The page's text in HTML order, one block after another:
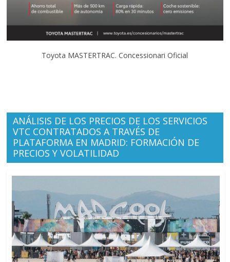
Toyota MASTERTRAC. Concessionari Oficial
ANÁLISIS DE LOS PRECIOS DE LOS SERVICIOS
VTC CONTRATADOS A TRAVÉS DE
PLATAFORMA EN MADRID: FORMACIÓN DE
PRECIOS Y VOLATILIDAD